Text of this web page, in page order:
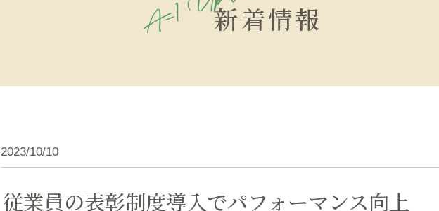
新着情報
2023/10/10
従業員の表彰制度導入でパフォーマンス向上